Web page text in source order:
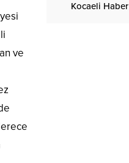
ve
Kocaeli Haber